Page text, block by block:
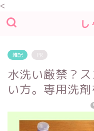
<
雑記 PR
水洗い厳禁？
い方。専用洗